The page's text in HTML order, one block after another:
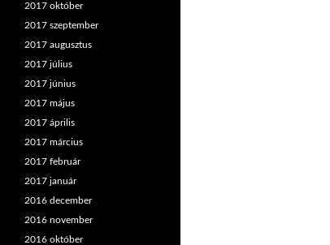
2017 október
2017 szeptember
2017 augusztus
2017 július
2017 június
2017 május
2017 április
2017 március
2017 február
2017 január
2016 december
2016 november
2016 október